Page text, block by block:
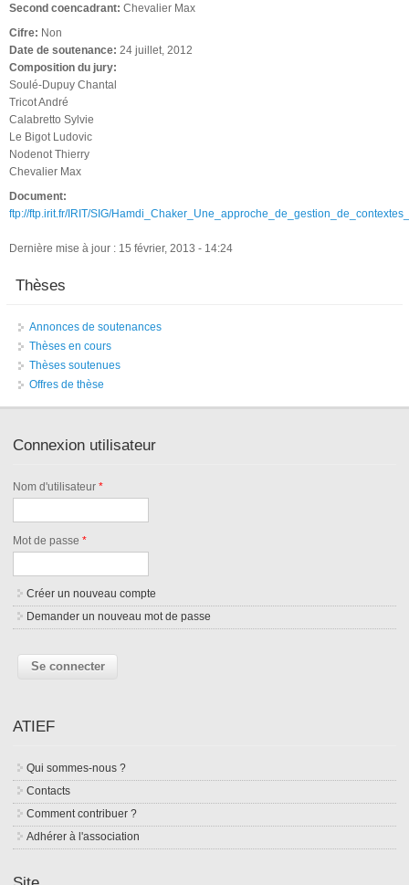
Second coencadrant: Chevalier Max
Cifre: Non
Date de soutenance: 24 juillet, 2012
Composition du jury:
Soulé-Dupuy Chantal
Tricot André
Calabretto Sylvie
Le Bigot Ludovic
Nodenot Thierry
Chevalier Max
Document:
ftp://ftp.irit.fr/IRIT/SIG/
Dernière mise à jour : 15 février, 2013 - 14:24
Thèses
Annonces de soutenances
Thèses en cours
Thèses soutenues
Offres de thèse
Connexion utilisateur
Nom d'utilisateur*
Mot de passe*
Créer un nouveau compte
Demander un nouveau mot de passe
ATIEF
Qui sommes-nous ?
Contacts
Comment contribuer ?
Adhérer à l'association